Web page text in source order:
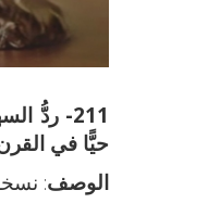
211- ردُّ السهام ذات السُّمّ علىٰ فؤاد شاني إيضاح الحُكم:
حيًّا في
الوصف: